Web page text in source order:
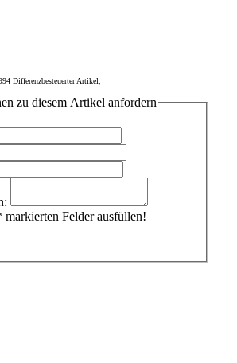
Differenzbesteuerter Artikel,
zu diesem Artikel anfordern
Felder ausfüllen!